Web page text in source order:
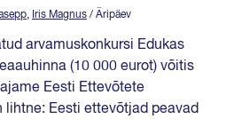
, Iris Magnus / Äripäev
arvamuskonkursi Edukas
(10 000 eurot) võitis
Eesti Ettevõtete
lihtne: Eesti ettevõtjad peavad